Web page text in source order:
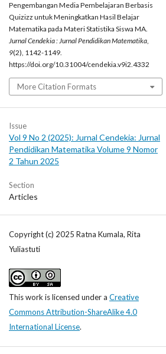
Pengembangan Media Pembelajaran Berbasis
Quizizz untuk Meningkatkan Hasil Belajar
Matematika pada Materi Statistika Siswa MA.
Jurnal Cendekia : Jurnal Pendidikan Matematika,
9(2), 1142-1149.
https://doi.org/10.31004/cendekia.v9i2.4332
More Citation Formats
Issue
Vol 9 No 2 (2025): Jurnal Cendekia: Jurnal
Pendidikan Matematika Volume 9 Nomor
2 Tahun 2025
Section
Articles
Copyright (c) 2025 Ratna Kumala, Rita
Yuliastuti
This work is licensed under a Creative
Commons Attribution-ShareAlike 4.0
International License.